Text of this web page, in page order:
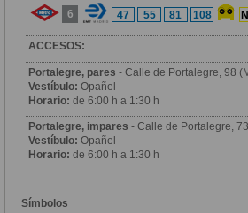
6 47 55 81 108
ACCESOS:
Portalegre, pares - Calle de Portalegre, 98
Vestíbulo: Opañel
Horario: de 6:00 h a 1:30 h
Portalegre, impares - Calle de Portalegre,
Vestíbulo: Opañel
Horario: de 6:00 h a 1:30 h
Símbolos